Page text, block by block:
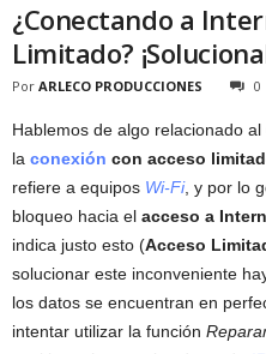
¿Conectando a
Limitado?
Por ARLECO PRODUCCIONES 0
Hablemos de algo relacionado al
la conexión con acceso
refiere a equipos Wi-Fi, y por lo
bloqueo hacia el acceso a
indica justo esto (Acceso
solucionar este inconveniente
los datos se encuentran en
intentar utilizar la función